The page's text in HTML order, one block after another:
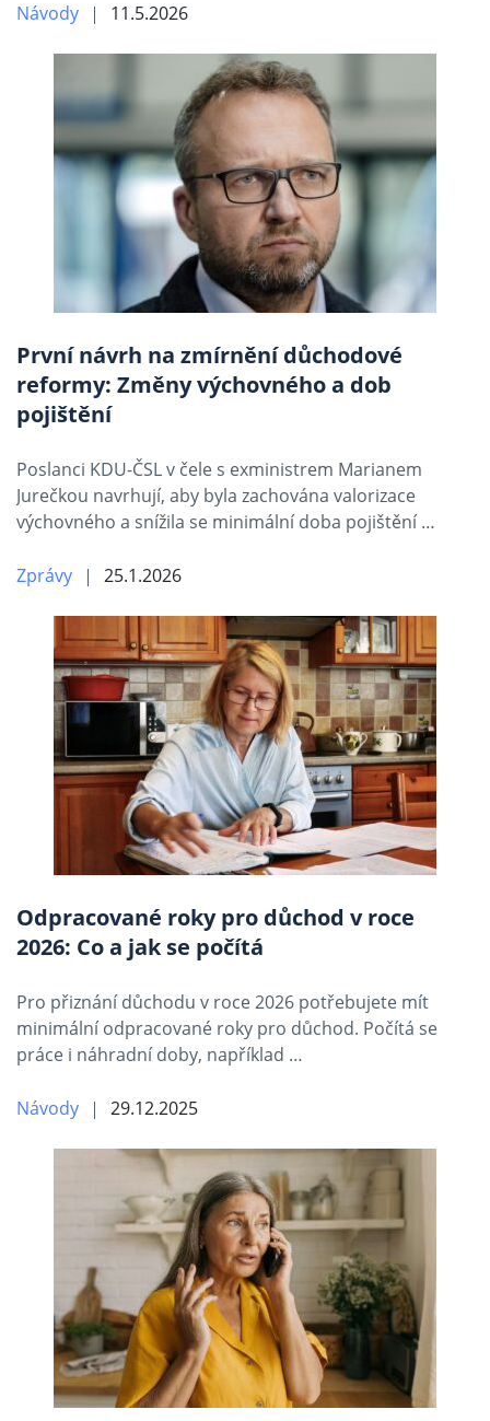
Návody 11.5.2026
První návrh na zmírnění důchodové
reformy: Změny výchovného a dob
pojištění
Poslanci KDU-ČSL v čele s exministrem Marianem
Jurečkou navrhují, aby byla zachována valorizace
výchovného a snížila se minimální doba pojištění …
Zprávy 25.1.2026
Odpracované roky pro důchod v roce
2026: Co a jak se počítá
Pro přiznání důchodu v roce 2026 potřebujete mít
minimální odpracované roky pro důchod. Počítá se
práce i náhradní doby, například …
Návody 29.12.2025